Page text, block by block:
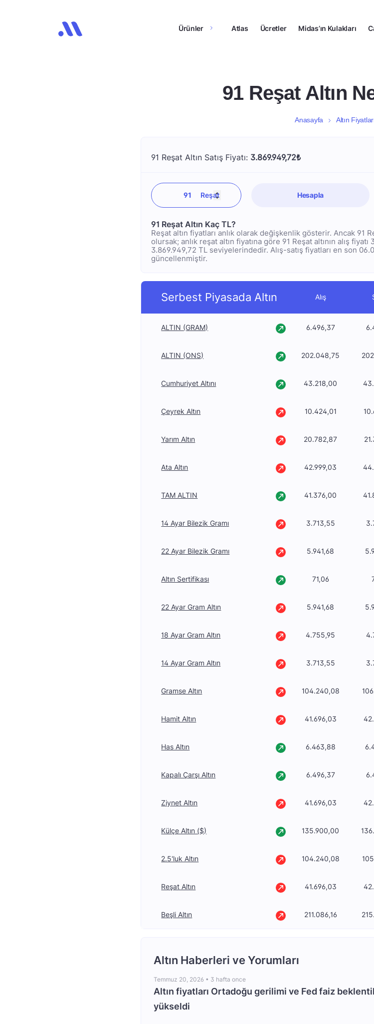
Ürünler Atlas Ücretler Midas’ın Kulakları
91 Reşat Altın
Anasayfa Altın
91 Reşat Altın Satış Fiyatı: 3.869.949,72₺
Hesapla
91 Reşat Altın Kaç TL?
Reşat altın fiyatları anlık olarak değişkenlik gösterir. Ancak 91
olursak; anlık reşat altın fiyatına göre 91 Reşat altının alış
3.869.949,72 TL seviyelerindedir. Alış-satış fiyatları en son
güncellenmiştir.
Serbest Piyasada Altın Alış
ALTIN (GRAM) 6.496,37
ALTIN (ONS) 202.048,75
Cumhuriyet Altını 43.218,00
Çeyrek Altın 10.424,01
Yarım Altın 20.782,87
Ata Altın 42.999,03
TAM ALTIN 41.376,00
14 Ayar Bilezik Gramı 3.713,55
22 Ayar Bilezik Gramı 5.941,68
Altın Sertifikası 71,06
22 Ayar Gram Altın 5.941,68
18 Ayar Gram Altın 4.755,95
14 Ayar Gram Altın 3.713,55
Gramse Altın 104.240,08
Hamit Altın 41.696,03
Has Altın 6.463,88
Kapalı Çarşı Altın 6.496,37
Ziynet Altın 41.696,03
Külçe Altın ($) 135.900,00
2.5'luk Altın 104.240,08
Reşat Altın 41.696,03
Beşli Altın 211.086,16
Altın Haberleri ve Yorumları
Temmuz 20, 2026 • 3 hafta once
Altın fiyatları Ortadoğu gerilimi ve Fed faiz
yükseldi